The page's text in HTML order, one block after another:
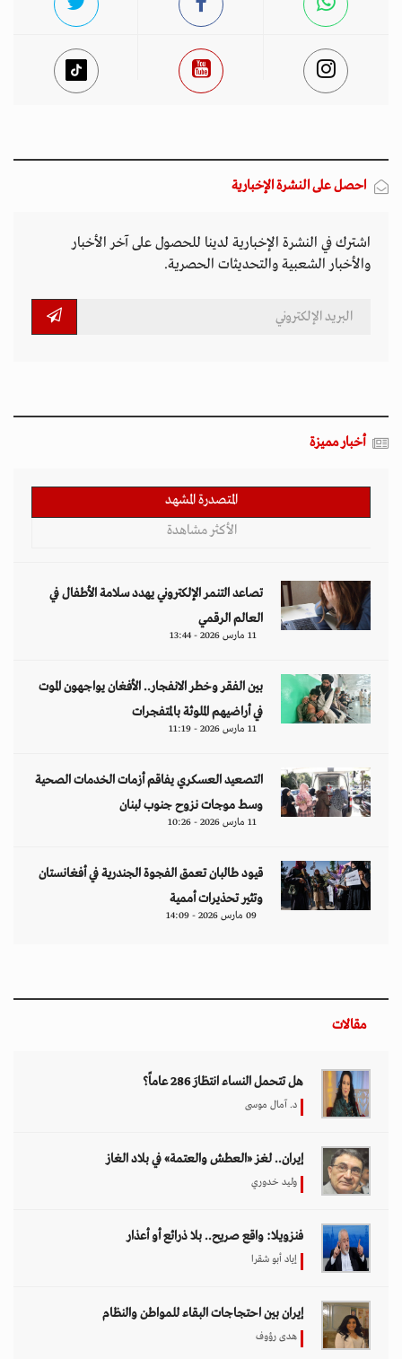
احصل على النشرة الإخبارية
اشترك في النشرة الإخبارية لدينا للحصول على آخر الأخبار
والأخبار الشعبية والتحديثات الحصرية.
أخبار مميزة
المتصدرة المشهد
الأكثر مشاهدة
تصاعد التنمر الإلكتروني يهدد سلامة الأطفال في
العالم الرقمي
11 مارس 2026 - 13:44
بين الفقر وخطر الانفجار.. الأفغان يواجهون الموت
في أراضيهم الملوثة بالمتفجرات
11 مارس 2026 - 11:19
التصعيد العسكري يفاقم أزمات الخدمات الصحية
وسط موجات نزوح جنوب لبنان
11 مارس 2026 - 10:26
قيود طالبان تعمق الفجوة الجندرية في أفغانستان
وتثير تحذيرات أممية
09 مارس 2026 - 14:09
مقالات
هل تتحمل النساء انتظارَ 286 عاماً؟
د. آمال موسى
إيران.. لغز «العطش والعتمة» في بلاد الغاز
وليد خدوري
فنزويلا: واقع صريح.. بلا ذرائع أو أعذار
إياد أبو شقرا
إيران بين احتجاجات البقاء للمواطن والنظام
هدى رؤوف